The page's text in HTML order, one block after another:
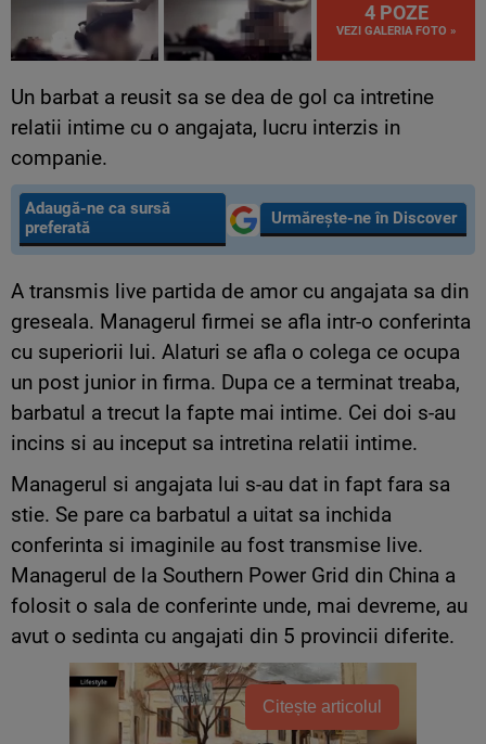
4 POZE
VEZI GALERIA FOTO »
Un barbat a reusit sa se dea de gol ca intretine
relatii intime cu o angajata, lucru interzis in
companie.
Adaugă-ne ca sursă
preferată
Urmărește-ne în Discover
A transmis live partida de amor cu angajata sa din
greseala. Managerul firmei se afla intr-o conferinta
cu superiorii lui. Alaturi se afla o colega ce ocupa
un post junior in firma. Dupa ce a terminat treaba,
barbatul a trecut la fapte mai intime. Cei doi s-au
incins si au inceput sa intretina relatii intime.
Managerul si angajata lui s-au dat in fapt fara sa
stie. Se pare ca barbatul a uitat sa inchida
conferinta si imaginile au fost transmise live.
Managerul de la Southern Power Grid din China a
folosit o sala de conferinte unde, mai devreme, au
avut o sedinta cu angajati din 5 provincii diferite.
Citește articolul